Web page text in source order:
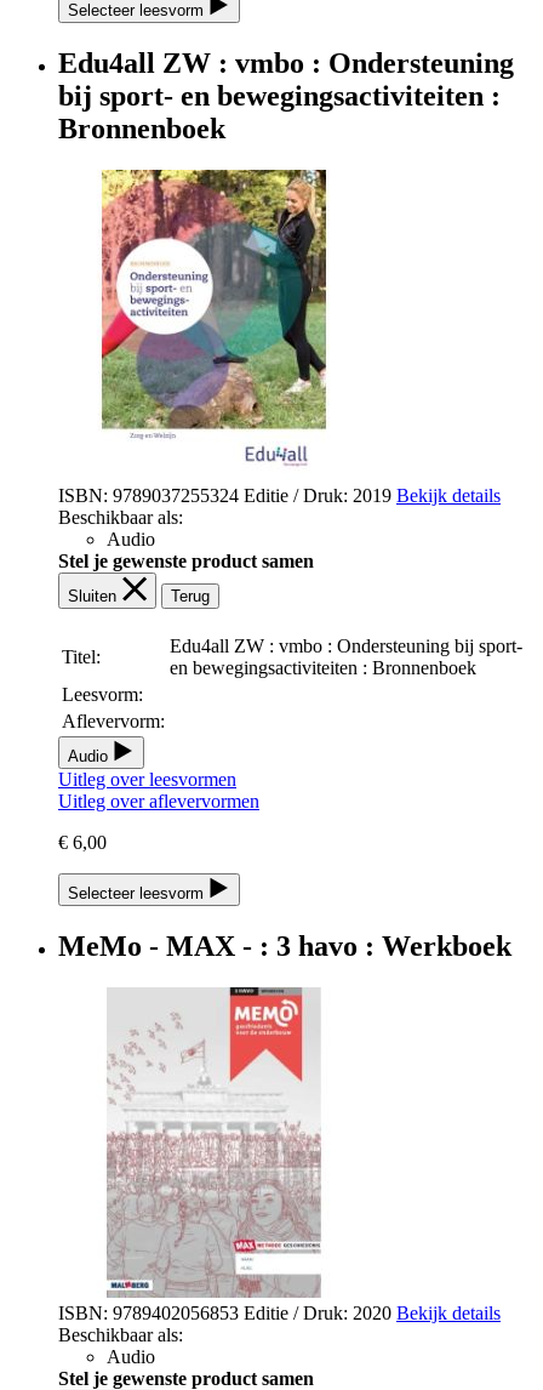
Selecteer leesvorm
Edu4all ZW : vmbo : Ondersteuning
bij sport- en bewegingsactiviteiten :
Bronnenboek
ISBN: 9789037255324 Editie / Druk: 2019 Bekijk details
Beschikbaar als:
Audio
Stel je gewenste product samen
Sluiten Terug
Titel:
Edu4all ZW : vmbo : Ondersteuning bij sport-
en bewegingsactiviteiten : Bronnenboek
Leesvorm:
Aflevervorm:
Audio
Uitleg over leesvormen
Uitleg over aflevervormen
€ 6,00
Selecteer leesvorm
MeMo - MAX - : 3 havo : Werkboek
ISBN: 9789402056853 Editie / Druk: 2020 Bekijk details
Beschikbaar als:
Audio
Stel je gewenste product samen